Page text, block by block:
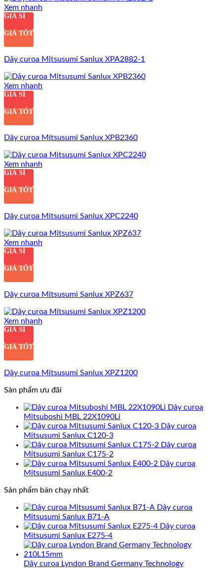
Xem nhanh
GIÁ SỈ
GIÁ TỐT
Dây curoa Mitsusumi Sanlux XPA2882-1
Xem nhanh
GIÁ SỈ
GIÁ TỐT
Dây curoa Mitsusumi Sanlux XPB2360
Xem nhanh
GIÁ SỈ
GIÁ TỐT
Dây curoa Mitsusumi Sanlux XPC2240
Xem nhanh
GIÁ SỈ
GIÁ TỐT
Dây curoa Mitsusumi Sanlux XPZ637
Xem nhanh
GIÁ SỈ
GIÁ TỐT
Dây curoa Mitsusumi Sanlux XPZ1200
Sản phẩm ưu đãi
Dây curoa
Mitsuboshi MBL 22X1090Li
Dây curoa
Mitsusumi Sanlux C120-3
Dây curoa
Mitsusumi Sanlux C175-2
Dây curoa
Mitsusumi Sanlux E400-2
Sản phẩm bán chạy nhất
Dây curoa
Mitsusumi Sanlux B71-A
Dây curoa
Mitsusumi Sanlux E275-4
Dây curoa Lyndon Brand Germany Technology